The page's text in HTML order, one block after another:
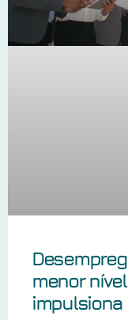
menor